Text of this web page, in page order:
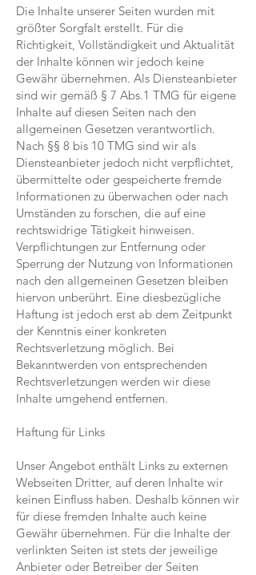
Die Inhalte unserer Seiten wurden mit
größter Sorgfalt erstellt. Für die
Richtigkeit, Vollständigkeit und Aktualität
der Inhalte können wir jedoch keine
Gewähr übernehmen. Als Diensteanbieter
sind wir gemäß § 7 Abs.1 TMG für eigene
Inhalte auf diesen Seiten nach den
allgemeinen Gesetzen verantwortlich.
Nach §§ 8 bis 10 TMG sind wir als
Diensteanbieter jedoch nicht verpflichtet,
übermittelte oder gespeicherte fremde
Informationen zu überwachen oder nach
Umständen zu forschen, die auf eine
rechtswidrige Tätigkeit hinweisen.
Verpflichtungen zur Entfernung oder
Sperrung der Nutzung von Informationen
nach den allgemeinen Gesetzen bleiben
hiervon unberührt. Eine diesbezügliche
Haftung ist jedoch erst ab dem Zeitpunkt
der Kenntnis einer konkreten
Rechtsverletzung möglich. Bei
Bekanntwerden von entsprechenden
Rechtsverletzungen werden wir diese
Inhalte umgehend entfernen.
Haftung für Links
Unser Angebot enthält Links zu externen
Webseiten Dritter, auf deren Inhalte wir
keinen Einfluss haben. Deshalb können wir
für diese fremden Inhalte auch keine
Gewähr übernehmen. Für die Inhalte der
verlinkten Seiten ist stets der jeweilige
Anbieter oder Betreiber der Seiten